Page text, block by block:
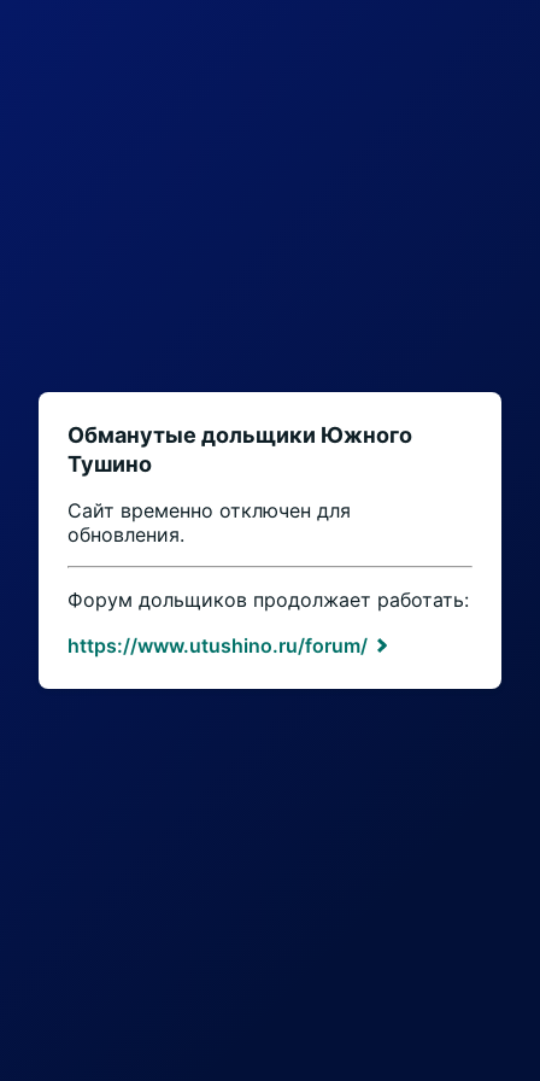
Обманутые дольщики Южного
Тушино
Сайт временно отключен для
обновления.
Форум дольщиков продолжает работать:
https://www.utushino.ru/forum/